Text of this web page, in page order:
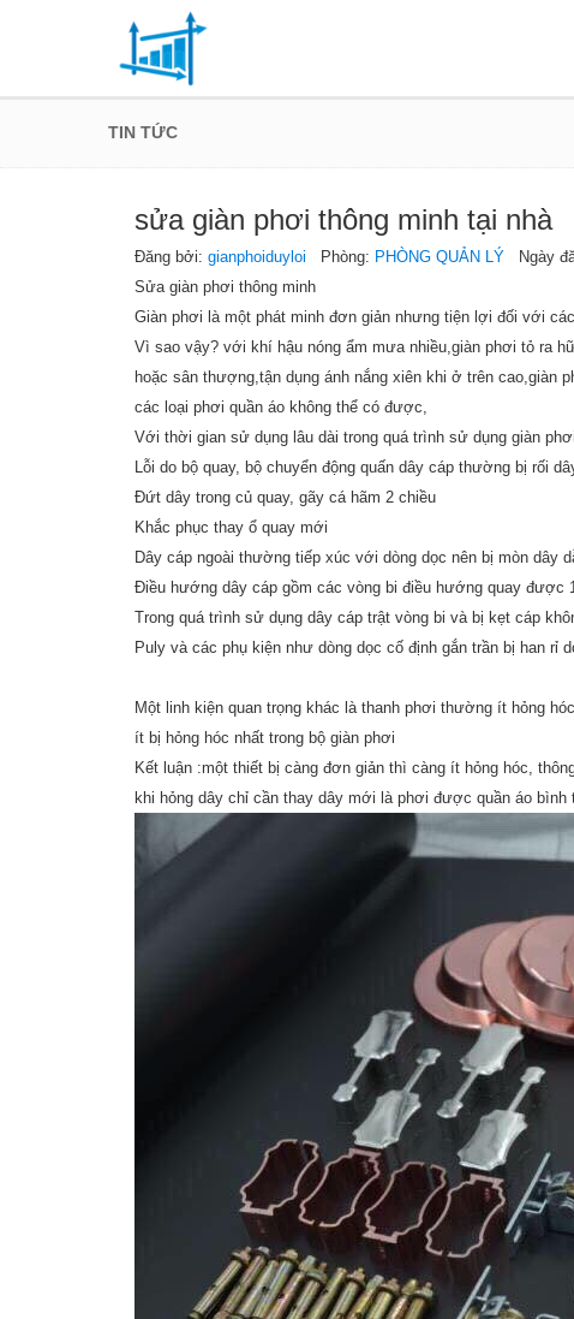
TIN TỨC
sửa giàn phơi thông minh tại nhà
Đăng bởi: gianphoiduyloi Phòng: PHÒNG QUẢN LÝ Ngày
Sửa giàn phơi thông minh
Giàn phơi là một phát minh đơn giản nhưng tiện lợi đối với
Vì sao vậy? với khí hậu nóng ẩm mưa nhiều,giàn phơi tỏ ra
hoặc sân thượng,tận dụng ánh nắng xiên khi ở trên cao,giàn
các loại phơi quần áo không thể có được,
Với thời gian sử dụng lâu dài trong quá trình sử dụng giàn
Lỗi do bộ quay, bộ chuyển động quấn dây cáp thường bị rối
Đứt dây trong củ quay, gãy cá hãm 2 chiều
Khắc phục thay ổ quay mới
Dây cáp ngoài thường tiếp xúc với dòng dọc nên bị mòn dây
Điều hướng dây cáp gồm các vòng bi điều hướng quay được
Trong quá trình sử dụng dây cáp trật vòng bi và bị kẹt cáp
Puly và các phụ kiện như dòng dọc cố định gắn trần bị han rỉ
Một linh kiện quan trọng khác là thanh phơi thường ít hỏng
ít bị hỏng hóc nhất trong bộ giàn phơi
Kết luận :một thiết bị càng đơn giản thì càng ít hỏng hóc,
khi hỏng dây chỉ cần thay dây mới là phơi được quần áo bình